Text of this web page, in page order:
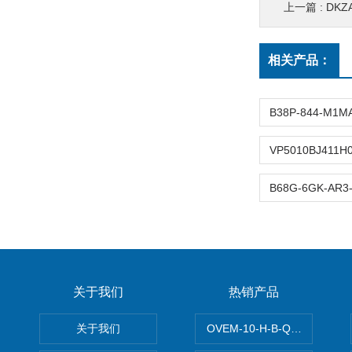
上一篇 :
相关产品：
关于我们
关于我们
热销产品
OVEM-10-H-B-QO-CE-N-2P